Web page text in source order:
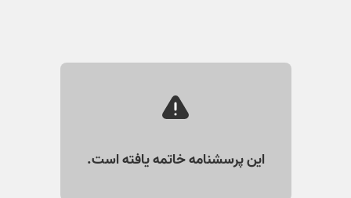
این پرسشنامه خاتمه یافته است.